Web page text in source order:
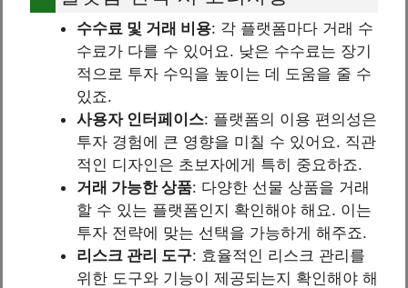
수수료 및 거래 비용: 각 플랫폼마다 거래 수
수료가 다를 수 있어요. 낮은 수수료는 장기
적으로 투자 수익을 높이는 데 도움을 줄 수
있죠.
사용자 인터페이스: 플랫폼의 이용 편의성은
투자 경험에 큰 영향을 미칠 수 있어요. 직관
적인 디자인은 초보자에게 특히 중요하죠.
거래 가능한 상품: 다양한 선물 상품을 거래
할 수 있는 플랫폼인지 확인해야 해요. 이는
투자 전략에 맞는 선택을 가능하게 해주죠.
리스크 관리 도구: 효율적인 리스크 관리를
위한 도구와 기능이 제공되는지 확인해야 해